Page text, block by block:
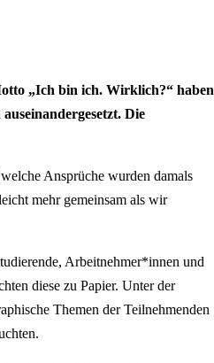
„Ich bin ich. Wirklich?“ haben
Die
Ansprüche wurden damals
mehr gemeinsam als wir
Arbeitnehmer*innen und
diese zu Papier. Unter der
Themen der Teilnehmenden